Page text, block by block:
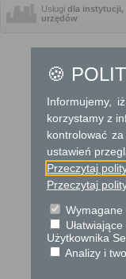
Usługi dla instytucji,
urzędów
🍪
Informujemy,
korzystamy z
kontrolować
ustawień
Przeczytaj
Przeczytaj
Wymagane
Użytkownika
Analizy i